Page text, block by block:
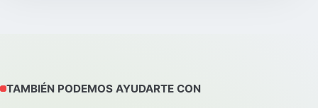
TAMBIÉN PODEMOS AYUDARTE CON